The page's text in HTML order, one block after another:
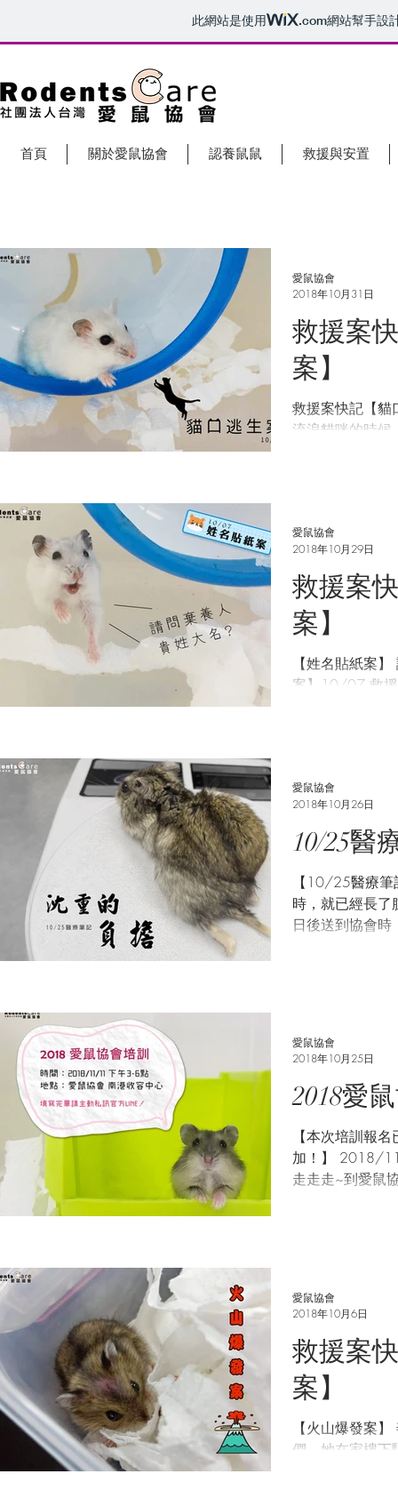
此網站是使用 .com網站幫手設
首頁 關於愛鼠協會 認養鼠鼠 救援與安置
救援案
案】
救援案快記【
流浪貓咪的時候
愛鼠協會
2018年10月31日
救援案
案】
【姓名貼紙案
案】10/07 救援案快記 兩隻可愛的小倉鼠被棄
愛鼠協會
2018年10月29日
10/25醫
【10/25醫療
時，就已經長了
日後送到協會
愛鼠協會
2018年10月26日
2018愛
【本次培訓報
加！】 2018/
走走走~到愛鼠協會去~ 一年一度
愛鼠協會
2018年10月25日
救援案
案】
【火山爆發案
們，她在家樓下
愛鼠協會
2018年10月6日